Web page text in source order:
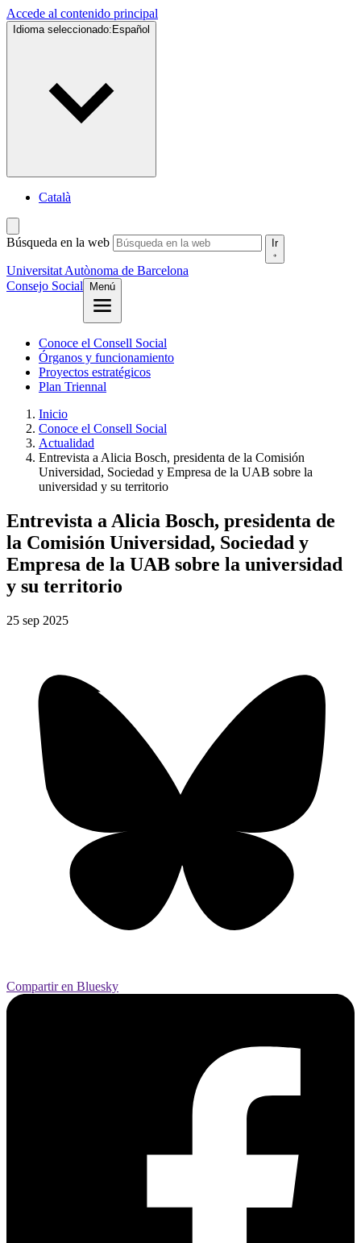
Accede al contenido principal
Idioma seleccionado: Español
Català
Búsqueda en la web Ir
Universitat Autònoma de Barcelona
Consejo Social
Menú
Conoce el Consell Social
Órganos y funcionamiento
Proyectos estratégicos
Plan Triennal
Inicio
Conoce el Consell Social
Actualidad
Entrevista a Alicia Bosch, presidenta de la Comisión
Universidad, Sociedad y Empresa de la UAB sobre la
universidad y su territorio
Entrevista a Alicia Bosch, presidenta de
la Comisión Universidad, Sociedad y
Empresa de la UAB sobre la universidad
y su territorio
25 sep 2025
Compartir en Bluesky